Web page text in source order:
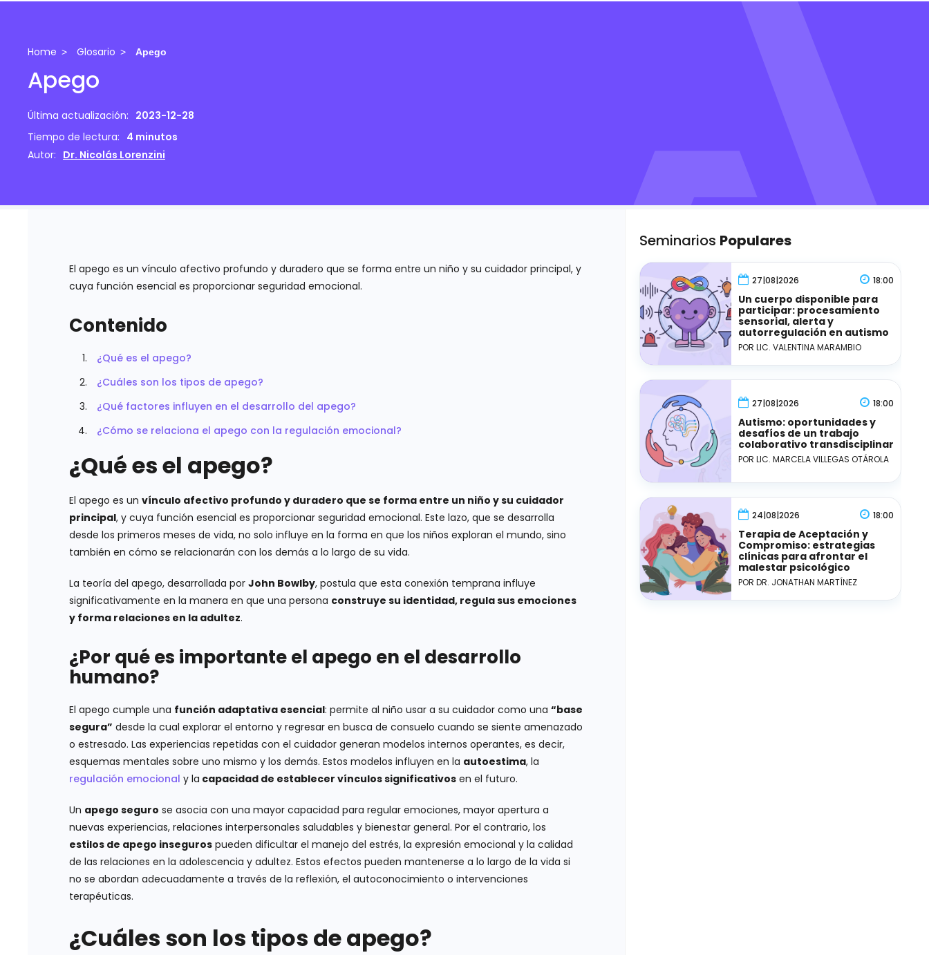
Home Glosario Apego
Apego
Última actualización: 2023-12-28
Tiempo de lectura: 4 minutos
Autor: Dr. Nicolás Lorenzini
El apego es un vínculo afectivo profundo y duradero que se forma entre un niño y su cuidador principal, y
cuya función esencial es proporcionar seguridad emocional.
Contenido
¿Qué es el apego?
¿Cuáles son los tipos de apego?
¿Qué factores influyen en el desarrollo del apego?
¿Cómo se relaciona el apego con la regulación emocional?
¿Qué es el apego?
El apego es un vínculo afectivo profundo y duradero que se forma entre un niño y su cuidador
principal, y cuya función esencial es proporcionar seguridad emocional. Este lazo, que se desarrolla
desde los primeros meses de vida, no solo influye en la forma en que los niños exploran el mundo, sino
también en cómo se relacionarán con los demás a lo largo de su vida.
La teoría del apego, desarrollada por John Bowlby, postula que esta conexión temprana influye
significativamente en la manera en que una persona construye su identidad, regula sus emociones
y forma relaciones en la adultez.
¿Por qué es importante el apego en el desarrollo
humano?
El apego cumple una función adaptativa esencial: permite al niño usar a su cuidador como una “base
segura” desde la cual explorar el entorno y regresar en busca de consuelo cuando se siente amenazado
o estresado. Las experiencias repetidas con el cuidador generan modelos internos operantes, es decir,
esquemas mentales sobre uno mismo y los demás. Estos modelos influyen en la autoestima, la
regulación emocional y la capacidad de establecer vínculos significativos en el futuro.
Un apego seguro se asocia con una mayor capacidad para regular emociones, mayor apertura a
nuevas experiencias, relaciones interpersonales saludables y bienestar general. Por el contrario, los
estilos de apego inseguros pueden dificultar el manejo del estrés, la expresión emocional y la calidad
de las relaciones en la adolescencia y adultez. Estos efectos pueden mantenerse a lo largo de la vida si
no se abordan adecuadamente a través de la reflexión, el autoconocimiento o intervenciones
terapéuticas.
¿Cuáles son los tipos de apego?
Seminarios Populares
27|08|2026 18:00
Un cuerpo disponible para
participar: procesamiento
sensorial, alerta y
autorregulación en autismo
POR LIC. VALENTINA MARAMBIO
27|08|2026 18:00
Autismo: oportunidades y
desafíos de un trabajo
colaborativo transdisciplinar
POR LIC. MARCELA VILLEGAS OTÁROLA
24|08|2026 18:00
Terapia de Aceptación y
Compromiso: estrategias
clínicas para afrontar el
malestar psicológico
POR DR. JONATHAN MARTÍNEZ